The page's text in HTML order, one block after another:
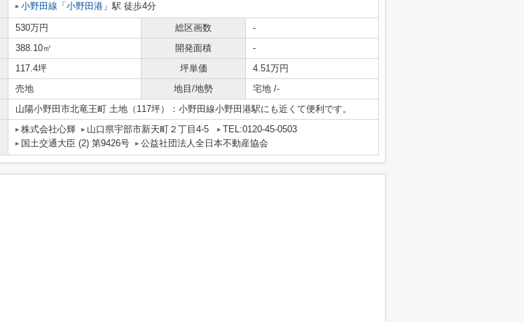
小野田線 「 小野田港 」駅 徒歩4分
530万円 総区画数
-
388.10㎡ 開発面積
-
117.4坪 坪単価
4.51万円
売地 地目/地勢
宅地 /-
山陽小野田市北竜王町 土地（117坪）：小野田線小野田港駅にも近くて便利です。
株式会社心輝 山口県宇部市新天町２丁目4-5
TEL:0120-45-0503
国土交通大臣 (2) 第9426号
公益社団法人全日本不動産協会